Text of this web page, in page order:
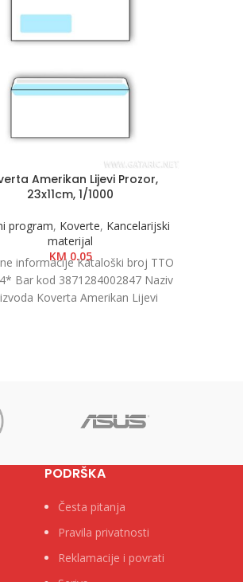
Amerikan Lijevi Prozor,
23x11cm, 1/1000
program, Koverte, Kancelarijski
materijal
KM0.05
informacije Kataloški broj TTO
Bar kod 3871284002847 Naziv
Koverta Amerikan Lijevi
PODRŠKA
Česta pitanja
Pravila privatnosti
Reklamacije i povrati